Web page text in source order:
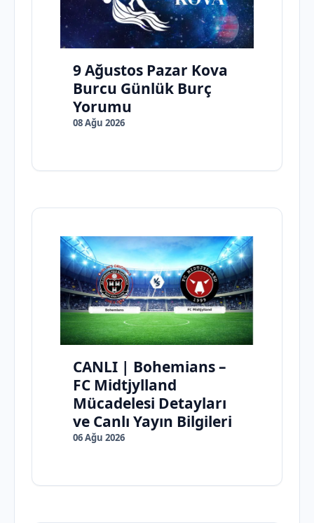
9 Ağustos Pazar Kova
Burcu Günlük Burç
Yorumu
08 Ağu 2026
CANLI | Bohemians –
FC Midtjylland
Mücadelesi Detayları
ve Canlı Yayın Bilgileri
06 Ağu 2026